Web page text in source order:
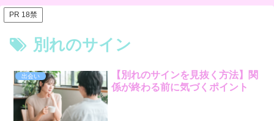
PR 18禁
別れのサイン
出会い
【別れのサインを見抜く方法】関
係が終わる前に気づくポイント